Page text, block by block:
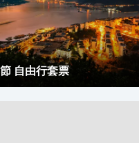
自由行套票